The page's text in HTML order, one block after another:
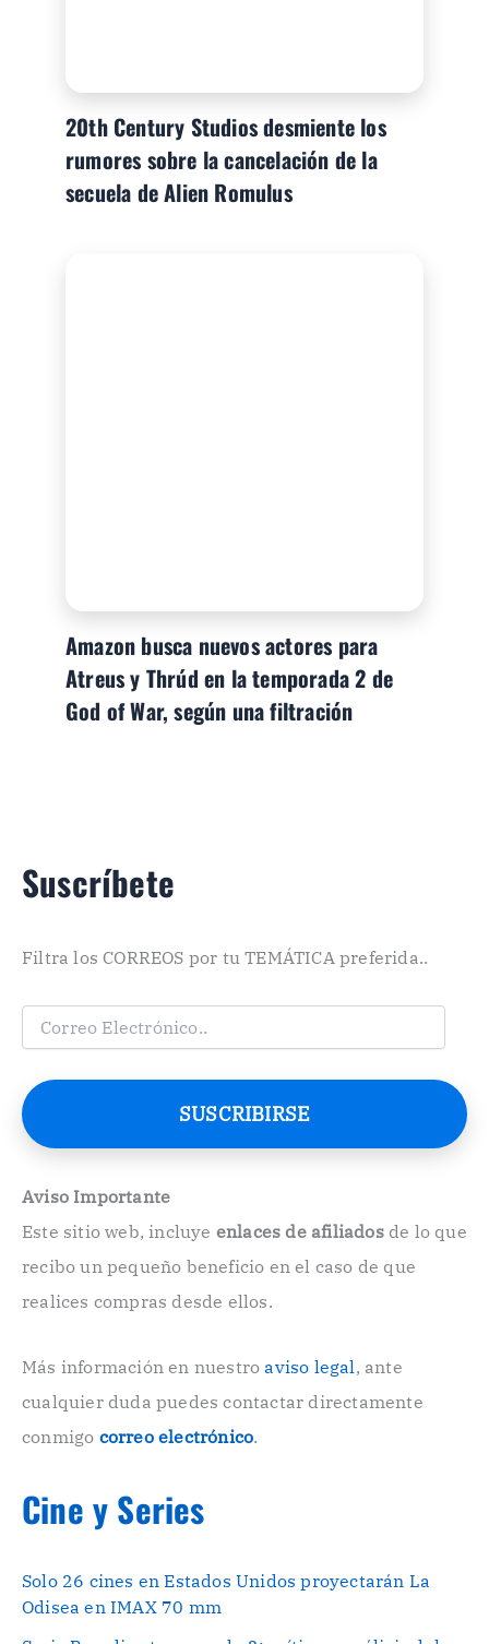
20th Century Studios desmiente los
rumores sobre la cancelación de la
secuela de Alien Romulus
Amazon busca nuevos actores para
Atreus y Thrúd en la temporada 2 de
God of War, según una filtración
Suscríbete
Filtra los CORREOS por tu TEMÁTICA preferida..
C
e
o
e
t
ó
n
o
.
SUSCRIBIRSE
Aviso Importante
Este sitio web, incluye enlaces de afiliadosde lo que
recibo un pequeño beneficio en el caso de que
realices compras desde ellos.
Más información en nuestroaviso legal, ante
cualquier duda puedes contactar directamente
conmigo correo electrónico.
Cine y Series
Solo 26 cines en Estados Unidos proyectarán La
Odisea en IMAX 70 mm